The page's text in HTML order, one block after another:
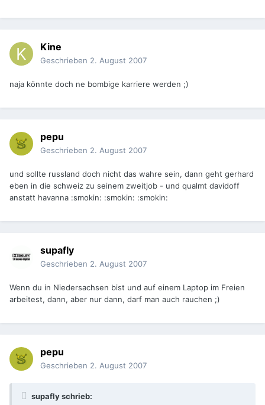
Kine
Geschrieben 2. August 2007
naja könnte doch ne bombige karriere werden ;)
pepu
Geschrieben 2. August 2007
und sollte russland doch nicht das wahre sein, dann geht gerhard
eben in die schweiz zu seinem zweitjob - und qualmt davidoff
anstatt havanna :smokin: :smokin: :smokin:
supafly
Geschrieben 2. August 2007
Wenn du in Niedersachsen bist und auf einem Laptop im Freien
arbeitest, dann, aber nur dann, darf man auch rauchen ;)
pepu
Geschrieben 2. August 2007
supafly schrieb: